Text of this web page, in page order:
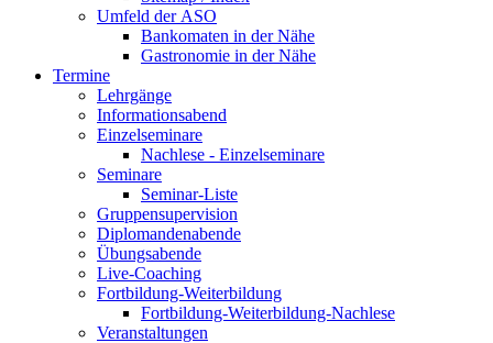
Umfeld der ASO
Bankomaten in der Nähe
Gastronomie in der Nähe
Termine
Lehrgänge
Informationsabend
Einzelseminare
Nachlese - Einzelseminare
Seminare
Seminar-Liste
Gruppensupervision
Diplomandenabende
Übungsabende
Live-Coaching
Fortbildung-Weiterbildung
Fortbildung-Weiterbildung-Nachlese
Veranstaltungen